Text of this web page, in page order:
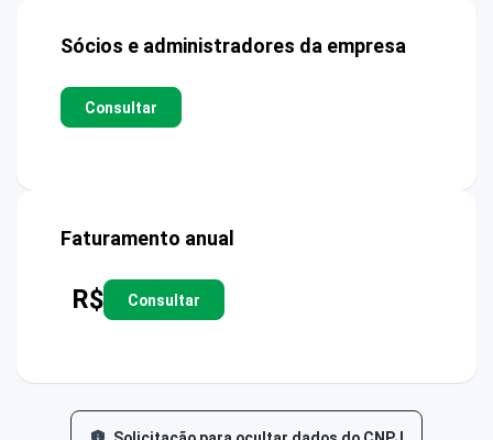
Sócios e administradores da empresa
Consultar
Faturamento anual
R$ Consultar